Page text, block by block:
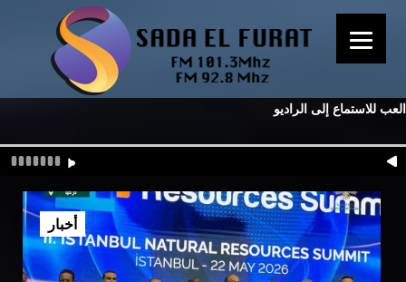
العب للاستماع إلى الراديو
أخبار